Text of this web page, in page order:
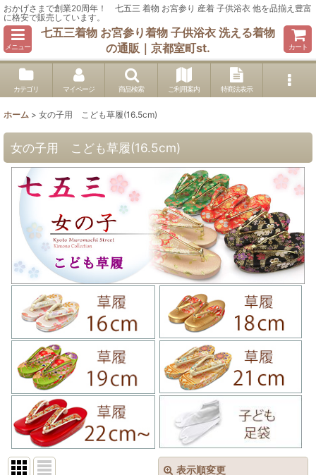
おかげさまで創業20周年！ 七五三 着物 お宮参り 産着 子供浴衣 他を品揃え豊富
に格安で販売しています。
メニュー
七五三着物 お宮参り着物 子供浴衣 洗える着物
の通販｜京都室町st.
カート
カテゴリ マイページ 商品検索 ご利用案内 特商法表示
ホーム > 女の子用 こども草履(16.5cm)
女の子用 こども草履(16.5cm)
表示順変更